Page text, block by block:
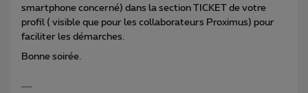
smartphone concerné) dans la section TICKET de votre
profil ( visible que pour les collaborateurs Proximus) pour
faciliter les démarches.
Bonne soirée.